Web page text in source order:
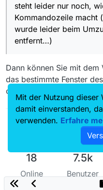
steht leider nur noch,
Kommandozeile macht
wurde leider beim
entfernt…)
Dann können Sie mit
das bestimmte Fenster
ohne das Video zu
18
Online
7.5k
Benutzer
Mit der Nutzung dieser
damit einverstanden,
verwenden. Erfahre